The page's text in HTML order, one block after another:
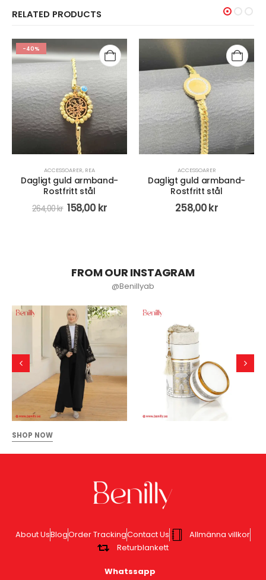
RELATED PRODUCTS
-40%
ACCESSOARER, REA
Dagligt guld armband-
Rostfritt stål
264,00kr 158,00 kr
ACCESSOARER
Dagligt guld armband-
Rostfritt stål
258,00kr
FROM OUR INSTAGRAM
@Benillyab
SHOP NOW
About UsBlogOrder TrackingContact Us
Allmänna villkor
Returblankett
Whatssapp